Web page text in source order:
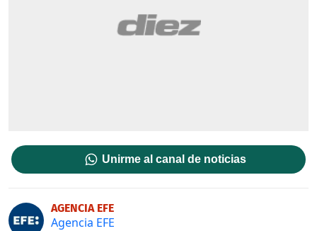
Unirme al canal de noticias
AGENCIA EFE
Agencia EFE